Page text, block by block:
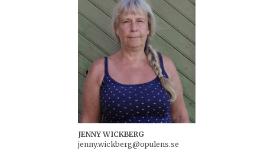
JENNY WICKBERG
jenny.wickberg@opulens.se